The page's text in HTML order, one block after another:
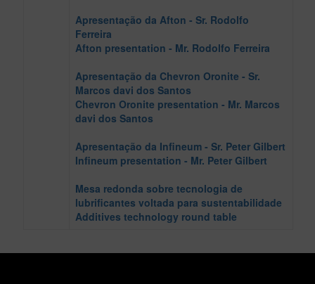
Apresentação da Afton - Sr. Rodolfo
Ferreira
Afton presentation - Mr. Rodolfo Ferreira
Apresentação da Chevron Oronite - Sr.
Marcos davi dos Santos
Chevron Oronite presentation - Mr. Marcos
davi dos Santos
Apresentação da Infineum - Sr. Peter Gilbert
Infineum presentation - Mr. Peter Gilbert
Mesa redonda sobre tecnologia de
lubrificantes voltada para sustentabilidade
Additives technology round table